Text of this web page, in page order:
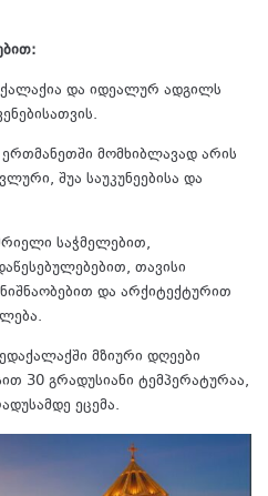
და იდეალურ ადგილს
მომხიბლავად არის
შუა საუკუნეებისა და
საჭმელებით,
თავისი
და არქიტექტურით
მზიური დღეები
30 გრადუსიანი ტემპერატურაა,
ეცემა.